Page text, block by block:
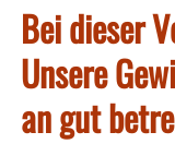
Bei dieser
Unsere
an gut